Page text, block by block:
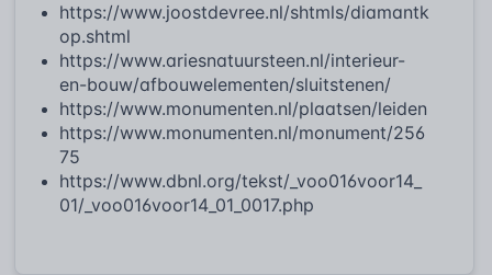
https://www.joostdevree.nl/shtmls/diamantk
op.shtml
https://www.ariesnatuursteen.nl/interieur-
en-bouw/afbouwelementen/sluitstenen/
https://www.monumenten.nl/plaatsen/leiden
https://www.monumenten.nl/monument/256
75
https://www.dbnl.org/tekst/_voo016voor14_
01/_voo016voor14_01_0017.php